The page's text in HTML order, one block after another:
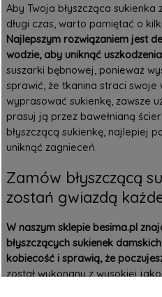
Aby Twoja błyszcząca sukienka
długi czas, warto pamiętać o
Najlepszym rozwiązaniem jest
wodzie, aby uniknąć
suszarki bębnowej, ponieważ
sprawić, że tkanina straci swoje
wyprasować sukienkę, zawsze
prasuj ją przez bawełnianą
błyszczącą sukienkę, najlepiej
uniknąć zagnieceń.
Zamów błyszczącą
zostań gwiazdą
W naszym sklepie besima.pl
błyszczących sukienek
kobiecość i sprawią, że
został wykonany z wysokiej